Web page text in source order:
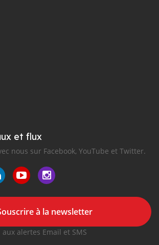
et flux
nous sur Facebook, YouTube et Twitter.
à la newsletter
aux alertes Email et SMS